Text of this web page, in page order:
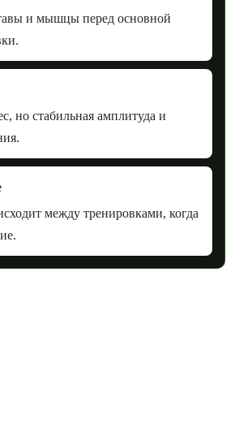
и мышцы перед основной
но стабильная амплитуда и
между тренировками, когда